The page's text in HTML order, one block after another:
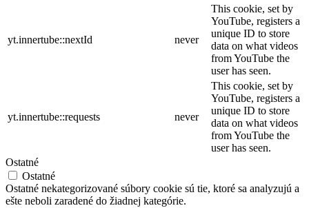
yt.innertube::nextId never
This cookie, set by
YouTube, registers a
unique ID to store
data on what videos
from YouTube the
user has seen.
yt.innertube::requests never
This cookie, set by
YouTube, registers a
unique ID to store
data on what videos
from YouTube the
user has seen.
Ostatné
Ostatné
Ostatné nekategorizované súbory cookie sú tie, ktoré sa analyzujú a
ešte neboli zaradené do žiadnej kategórie.